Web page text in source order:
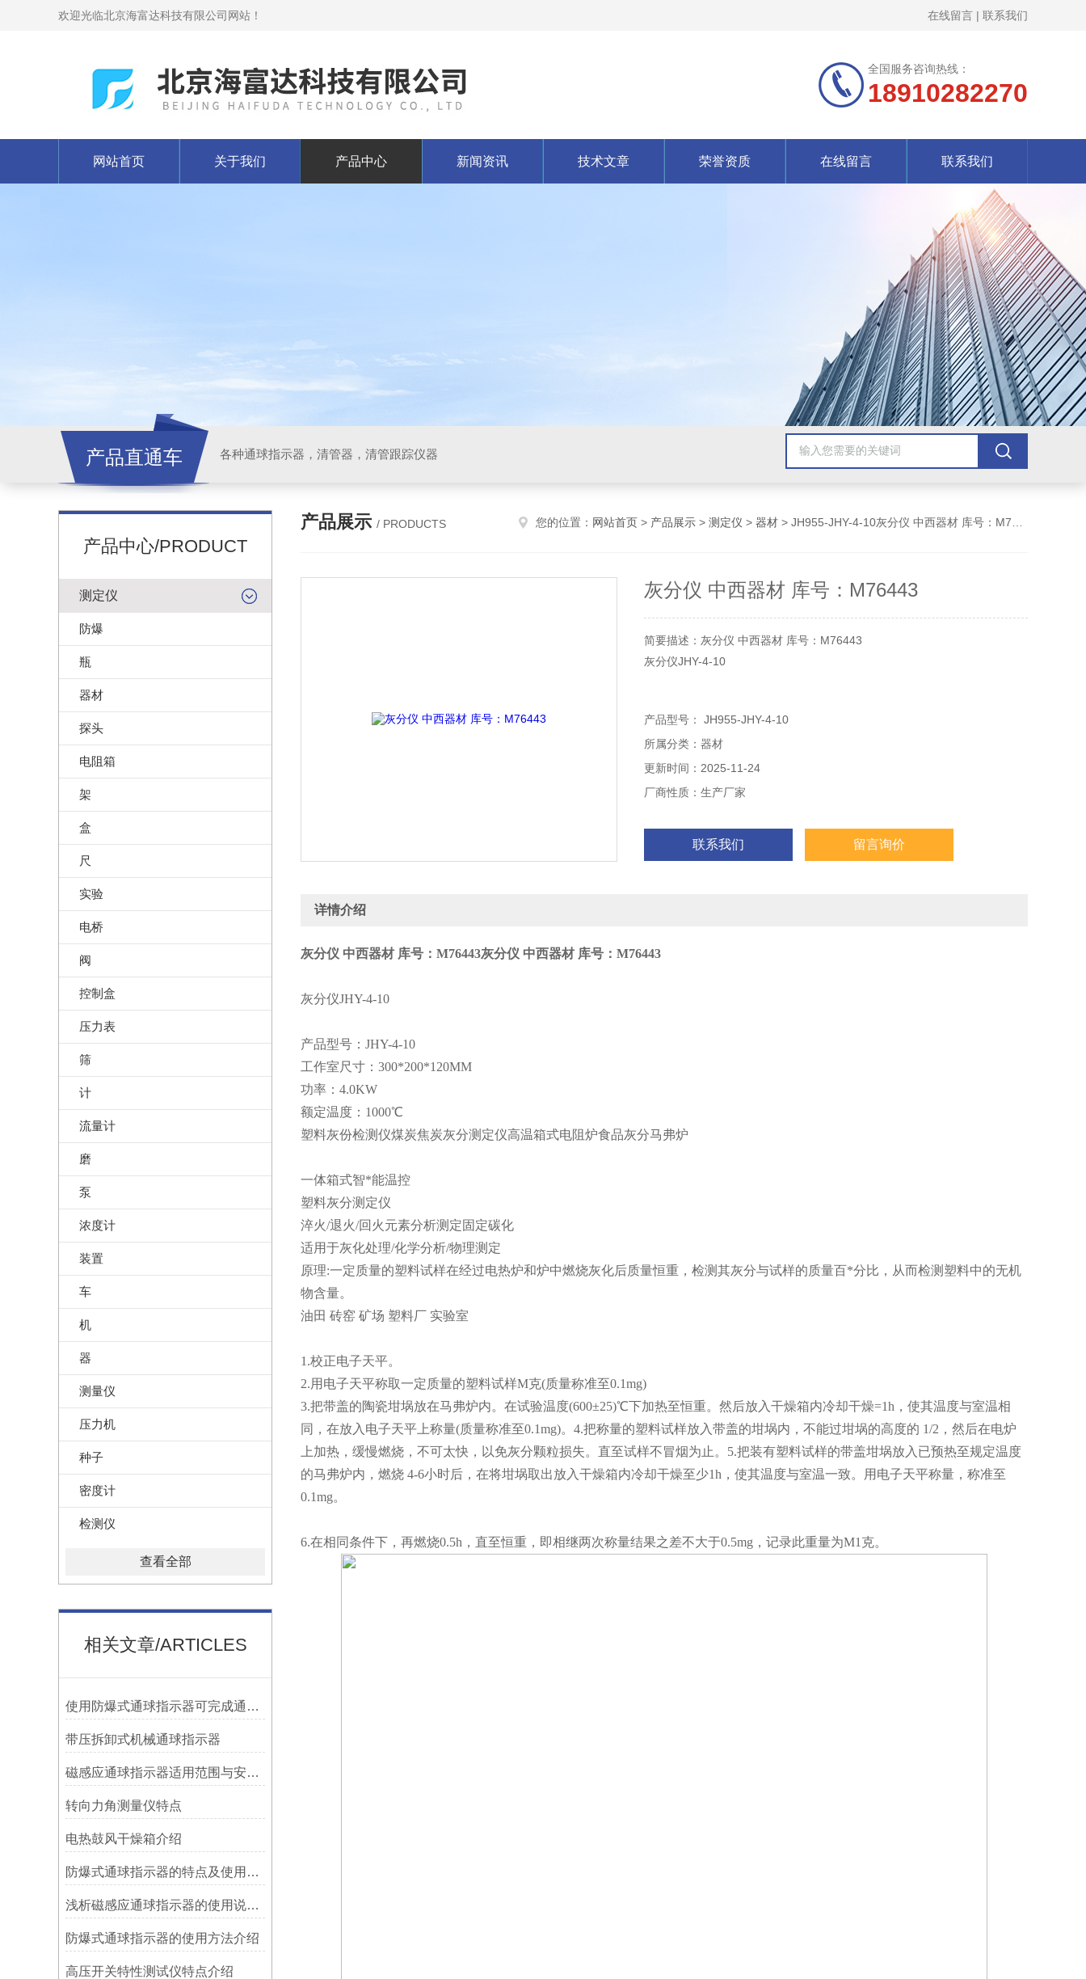
欢迎光临北京海富达科技有限公司网站！ 在线留言 | 联系我们
全国服务咨询热线：
18910282270
网站首页 关于我们 产品中心 新闻资讯 技术文章 荣誉资质 在线留言 联系我们
产品直通车 各种通球指示器，清管器，清管跟踪仪器
产品中心/PRODUCT
测定仪
防爆
瓶
器材
探头
电阻箱
架
盒
尺
实验
电桥
阀
控制盒
压力表
筛
计
流量计
磨
泵
浓度计
装置
车
机
器
测量仪
压力机
种子
密度计
检测仪
查看全部
相关文章/ARTICLES
使用防爆式通球指示器可完成通球指示功能
带压拆卸式机械通球指示器
磁感应通球指示器适用范围与安装方法
转向力角测量仪特点
电热鼓风干燥箱介绍
防爆式通球指示器的特点及使用方法
浅析磁感应通球指示器的使用说明及特点
防爆式通球指示器的使用方法介绍
高压开关特性测试仪特点介绍
产品展示 / PRODUCTS 您的位置： 网站首页 > 产品展示 > 测定仪 > 器材 > JH955-JHY-4-10灰分仪 中西器材 库号：M76443
灰分仪 中西器材 库号：M76443
简要描述：灰分仪 中西器材 库号：M76443
灰分仪JHY-4-10
工作室尺寸：300*200*120MM
功率：4.0KW
额定温度：1000℃
塑料灰份检测仪煤炭焦炭灰分测定仪高温箱式电阻炉食品灰分马弗炉
产品型号： JH955-JHY-4-10
所属分类：器材
更新时间：2025-11-24
厂商性质：生产厂家
联系我们 留言询价
详情介绍
灰分仪 中西器材 库号：M76443灰分仪 中西器材 库号：M76443
灰分仪JHY-4-10
产品型号：JHY-4-10
工作室尺寸：300*200*120MM
功率：4.0KW
额定温度：1000℃
塑料灰份检测仪煤炭焦炭灰分测定仪高温箱式电阻炉食品灰分马弗炉
一体箱式智*能温控
塑料灰分测定仪
淬火/退火/回火元素分析测定固定碳化
适用于灰化处理/化学分析/物理测定
原理:一定质量的塑料试样在经过电热炉和炉中燃烧灰化后质量恒重，检测其灰分与试样的质量百*分比，从而检测塑料中的无机
物含量。
油田 砖窑 矿场 塑料厂 实验室
1.校正电子天平。
2.用电子天平称取一定质量的塑料试样M克(质量称准至0.1mg)
3.把带盖的陶瓷坩埚放在马弗炉内。在试验温度(600±25)℃下加热至恒重。然后放入干燥箱内冷却干燥=1h，使其温度与室温相
同，在放入电子天平上称量(质量称准至0.1mg)。4.把称量的塑料试样放入带盖的坩埚内，不能过坩埚的高度的 1/2，然后在电炉
上加热，缓慢燃烧，不可太快，以免灰分颗粒损失。直至试样不冒烟为止。5.把装有塑料试样的带盖坩埚放入已预热至规定温度
的马弗炉内，燃烧 4-6小时后，在将坩埚取出放入干燥箱内冷却干燥至少1h，使其温度与室温一致。用电子天平称量，称准至
0.1mg。
6.在相同条件下，再燃烧0.5h，直至恒重，即相继两次称量结果之差不大于0.5mg，记录此重量为M1克。